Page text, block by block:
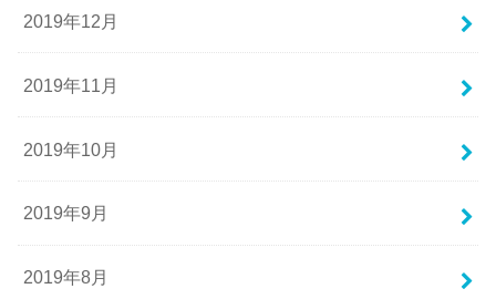
2019年12月
2019年11月
2019年10月
2019年9月
2019年8月